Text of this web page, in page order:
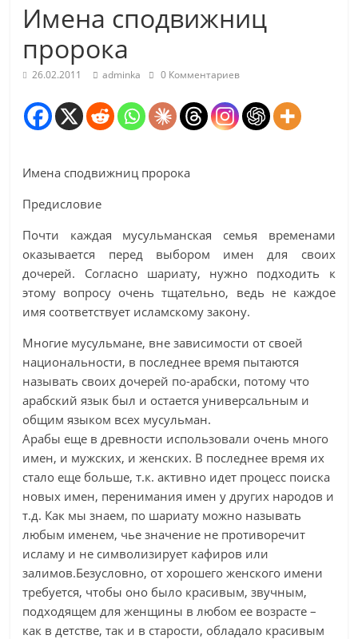
Имена сподвижниц
пророка
26.02.2011 adminka 0 Комментариев
Имена сподвижниц пророка
Предисловие
Почти каждая мусульманская семья временами
оказывается перед выбором имен для своих
дочерей. Согласно шариату, нужно подходить к
этому вопросу очень тщательно, ведь не каждое
имя соответствует исламскому закону.
Многие мусульмане, вне зависимости от своей
национальности, в последнее время пытаются
называть своих дочерей по-арабски, потому что
арабский язык был и остается универсальным и
общим языком всех мусульман.
Арабы еще в древности использовали очень много
имен, и мужских, и женских. В последнее время их
стало еще больше, т.к. активно идет процесс поиска
новых имен, перенимания имен у других народов и
т.д. Как мы знаем, по шариату можно называть
любым именем, чье значение не противоречит
исламу и не символизирует кафиров или
залимов.Безусловно, от хорошего женского имени
требуется, чтобы оно было красивым, звучным,
подходящем для женщины в любом ее возрасте –
как в детстве, так и в старости, обладало красивым